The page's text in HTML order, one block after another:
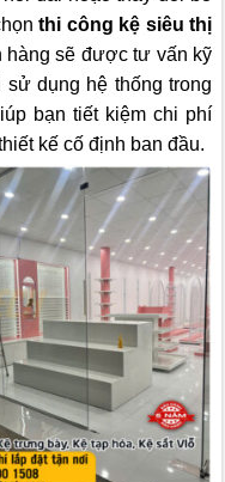
thi công kệ siêu thị
hàng sẽ được tư vấn kỹ
dụng hệ thống trong
bạn tiết kiệm chi phí
kế cố định ban đầu.